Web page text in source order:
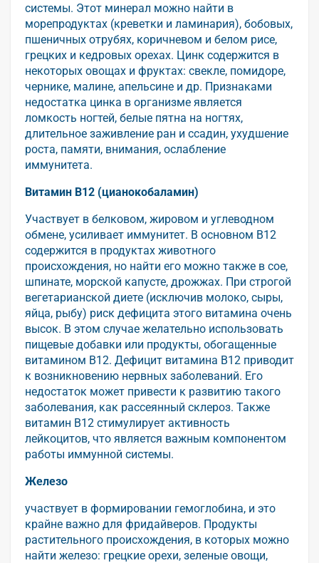
системы. Этот минерал можно найти в
морепродуктах (креветки и ламинария), бобовых,
пшеничных отрубях, коричневом и белом рисе,
грецких и кедровых орехах. Цинк содержится в
некоторых овощах и фруктах: свекле, помидоре,
чернике, малине, апельсине и др. Признаками
недостатка цинка в организме является
ломкость ногтей, белые пятна на ногтях,
длительное заживление ран и ссадин, ухудшение
роста, памяти, внимания, ослабление
иммунитета.
Витамин B12 (цианокобаламин)
Участвует в белковом, жировом и углеводном
обмене, усиливает иммунитет. В основном B12
содержится в продуктах животного
происхождения, но найти его можно также в сое,
шпинате, морской капусте, дрожжах. При строгой
вегетарианской диете (исключив молоко, сыры,
яйца, рыбу) риск дефицита этого витамина очень
высок. В этом случае желательно использовать
пищевые добавки или продукты, обогащенные
витамином B12. Дефицит витамина В12 приводит
к возникновению нервных заболеваний. Его
недостаток может привести к развитию такого
заболевания, как рассеянный склероз. Также
витамин В12 стимулирует активность
лейкоцитов, что является важным компонентом
работы иммунной системы.
Железо
участвует в формировании гемоглобина, и это
крайне важно для фридайверов. Продукты
растительного происхождения, в которых можно
найти железо: грецкие орехи, зеленые овощи,